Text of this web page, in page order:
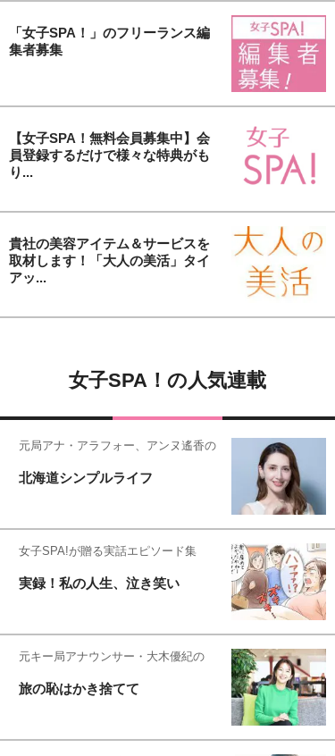
「女子SPA！」のフリーランス編
集者募集
【女子SPA！無料会員募集中】会
員登録するだけで様々な特典がも
り...
貴社の美容アイテム＆サービスを
取材します！「大人の美活」タイ
アッ...
女子SPA！の人気連載
元局アナ・アラフォー、アンヌ遙香の
北海道シンプルライフ
女子SPA!が贈る実話エピソード集
実録！私の人生、泣き笑い
元キー局アナウンサー・大木優紀の
旅の恥はかき捨てて